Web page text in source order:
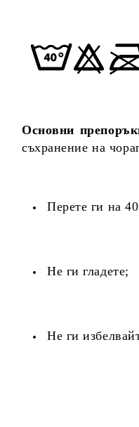
Основни
съхранение на
Перете ги на
Не ги гладете;
Не ги